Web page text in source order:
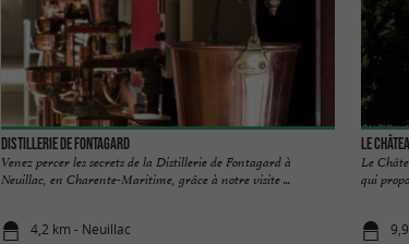
Distillerie de Fontagard
Venez percer les secrets de la Distillerie de Fontagard à
Neuillac, en Charente-Maritime, grâce à notre visite ...
4,2 km - Neuillac
Le
Le
qui